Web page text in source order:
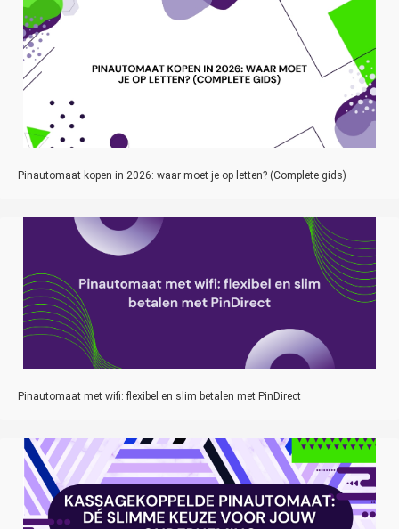
Pinautomaat kopen in 2026: waar moet je op letten? (Complete gids)
Pinautomaat met wifi: flexibel en slim betalen met PinDirect